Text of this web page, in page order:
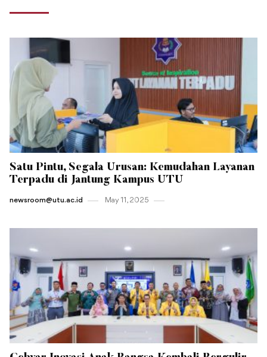
Satu Pintu, Segala Urusan: Kemudahan Layanan
Terpadu di Jantung Kampus UTU
newsroom@utu.ac.id May 11 , 2025